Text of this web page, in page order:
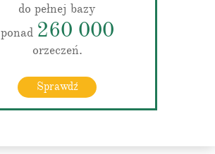
do pełnej bazy
ponad 260 000
orzeczeń.
Sprawdź